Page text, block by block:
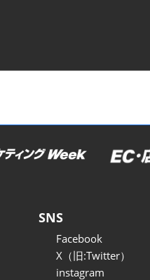
SNS
Facebook
X（旧:Twitter）
instagram